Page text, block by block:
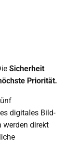
Sicherheit
Priorität.
digitales Bild-
werden direkt